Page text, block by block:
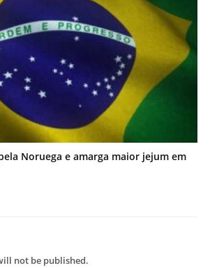
Noruega e amarga maior jejum em
not be published.